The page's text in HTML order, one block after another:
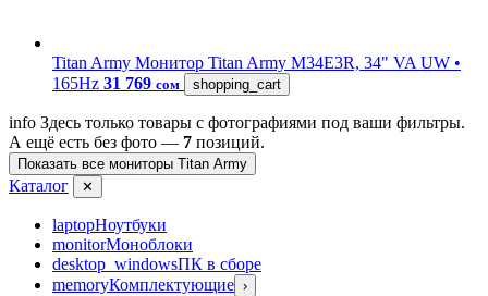
Titan Army Монитор Titan Army M34E3R, 34" VA UW •
165Hz 31 769 сом shopping_cart
info Здесь только товары с фотографиями под ваши фильтры.
А ещё есть без фото — 7 позиций.
Показать все мониторы Titan Army
Каталог ✕
laptopНоутбуки
monitorМоноблоки
desktop_windowsПК в сборе
memoryКомплектующие ›